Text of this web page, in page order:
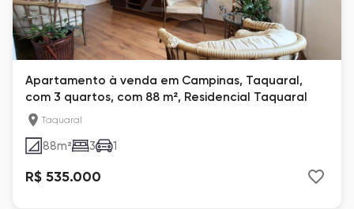
Apartamento à venda em Campinas, Taquaral,
com 3 quartos, com 88 m², Residencial Taquaral
Taquaral
88m² 3 1
R$ 535.000